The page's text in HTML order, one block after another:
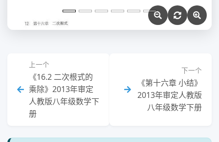
上一个
《16.2 二次根式的
乘除》2013年审定
人教版八年级数学下
册
下一个
《第十六章 小结》
2013年审定人教版
八年级数学下册